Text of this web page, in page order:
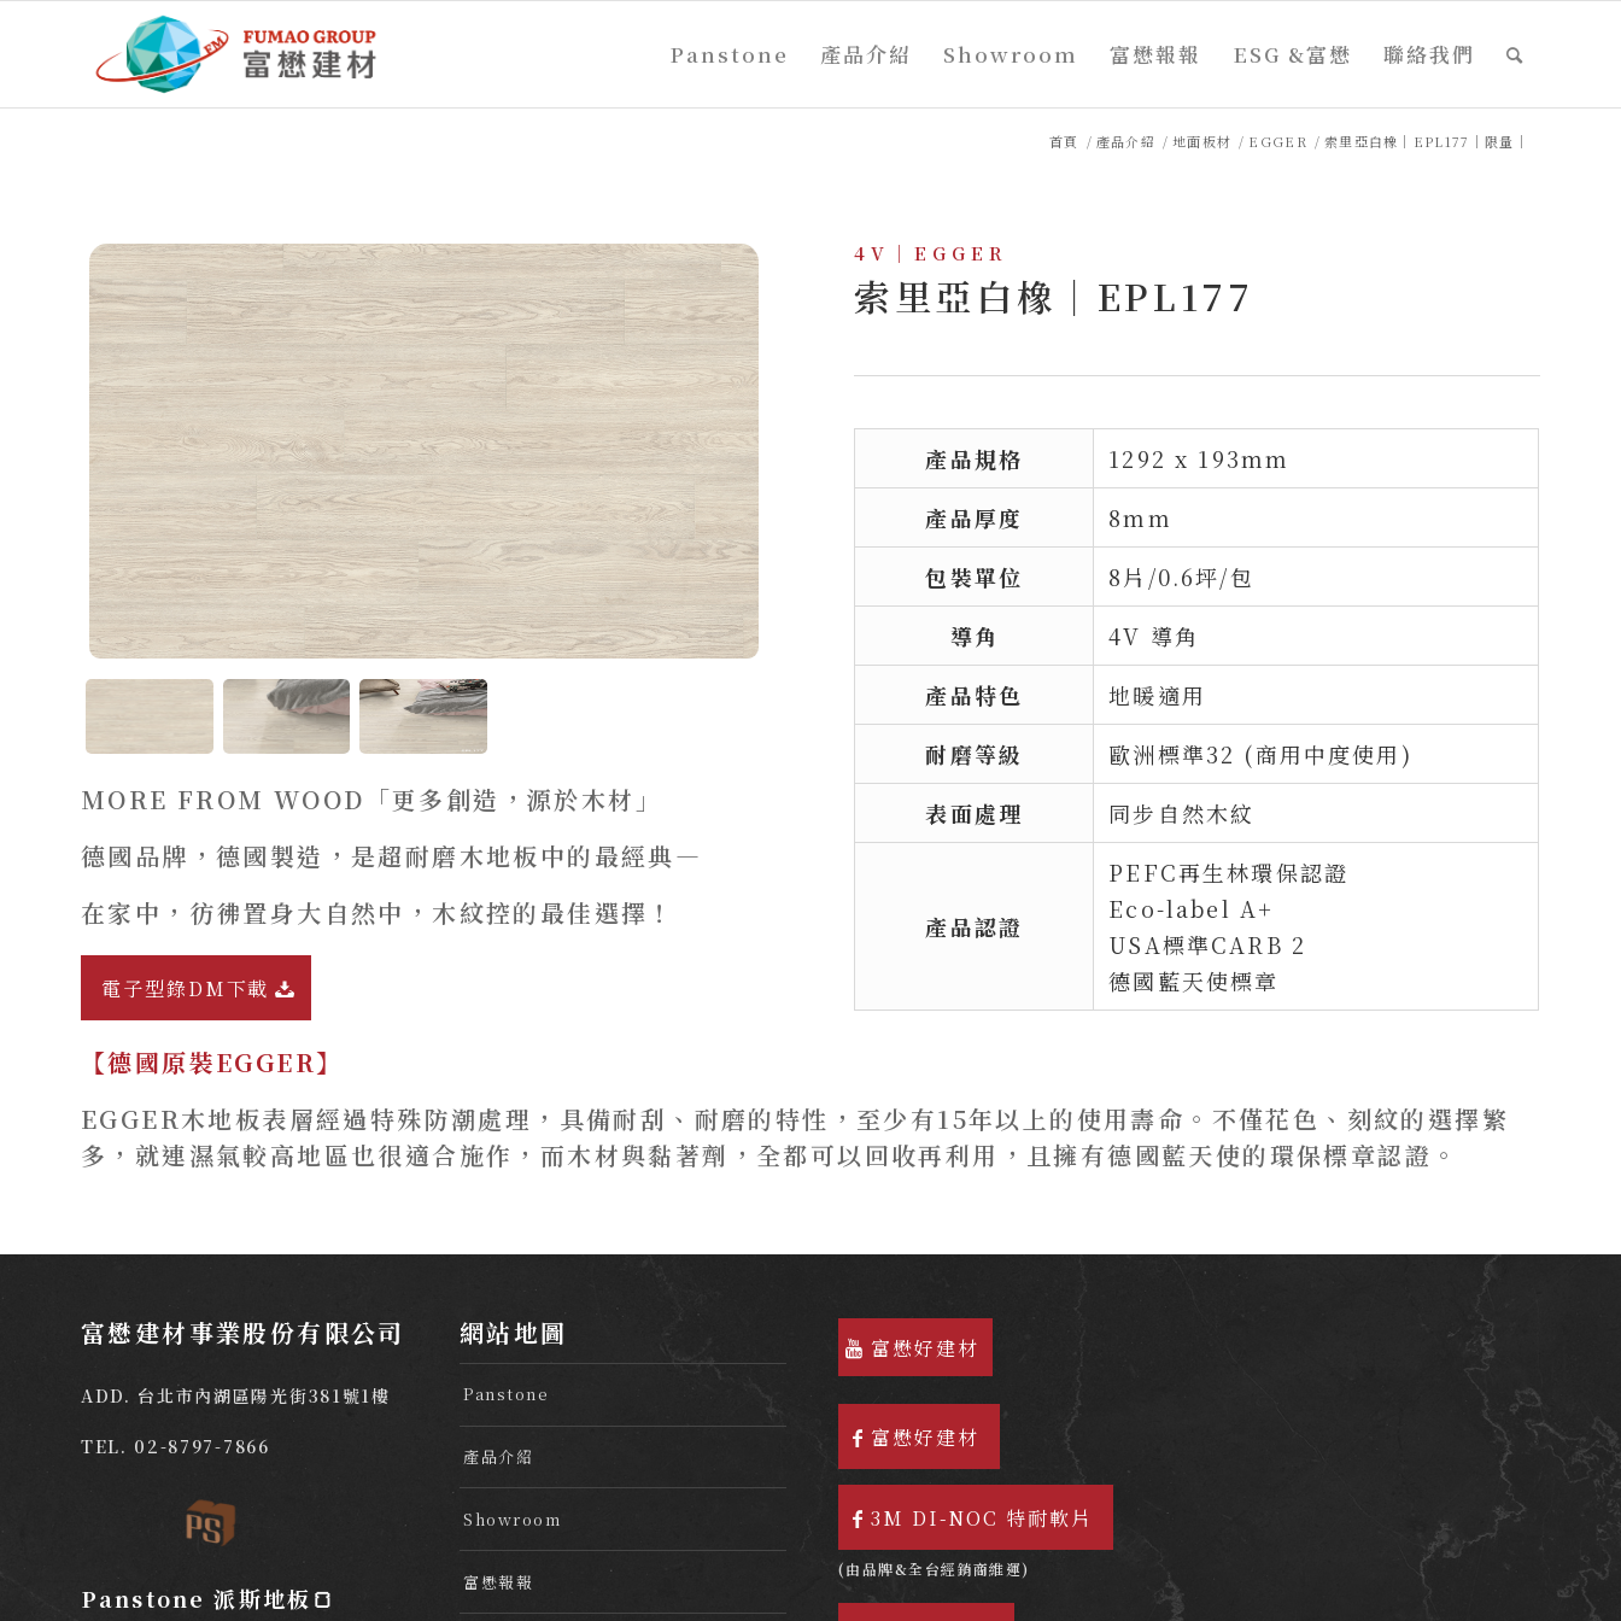
Panstone 產品介紹 Showroom 富懋報報 ESG &富懋 聯絡我們
首頁 / 產品介紹 / 地面板材 / EGGER / 索里亞白橡｜EPL177｜限量｜
MORE FROM WOOD「更多創造，源於木材」
德國品牌，德國製造，是超耐磨木地板中的最經典—
在家中，彷彿置身大自然中，木紋控的最佳選擇！
電子型錄DM下載
4V｜EGGER
索里亞白橡｜EPL177
產品規格
1292 x 193mm
產品厚度
8mm
包裝單位
8片/0.6坪/包
導角
4V 導角
產品特色
地暖適用
耐磨等級
歐洲標準32 (商用中度使用)
表面處理
同步自然木紋
產品認證
PEFC再生林環保認證
Eco-label A+
USA標準CARB 2
德國藍天使標章
【德國原裝EGGER】
EGGER木地板表層經過特殊防潮處理，具備耐刮、耐磨的特性，至少有15年以上的使用壽命。不僅花色、刻紋的選擇繁
多，就連濕氣較高地區也很適合施作，而木材與黏著劑，全都可以回收再利用，且擁有德國藍天使的環保標章認證。
富懋建材事業股份有限公司
ADD. 台北市內湖區陽光街381號1樓
TEL. 02-8797-7866
Panstone 派斯地板🍞
網站地圖
Panstone
產品介紹
Showroom
富懋報報
富懋好建材
富懋好建材
3M DI-NOC 特耐軟片
(由品牌&全台經銷商維運)